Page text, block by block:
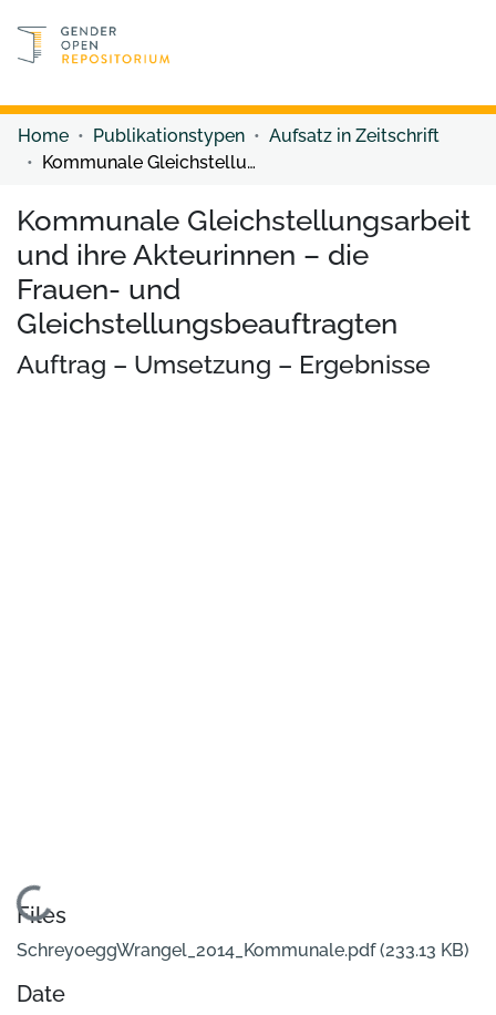
Discover content
Home Publikationstypen
Aufsatz in Zeitschrift
Kommunale Gleichstellungsarbeit und ihre Akteurinnen – die Frauen- und Gleichstellungsbeauftragten
Kommunale Gleichstellungsarbeit
und ihre Akteurinnen – die
Frauen- und
Gleichstellungsbeauftragten
Auftrag – Umsetzung – Ergebnisse
Loading...
Files
SchreyoeggWrangel_2014_Kommunale.pdf(233.13 KB)
Date